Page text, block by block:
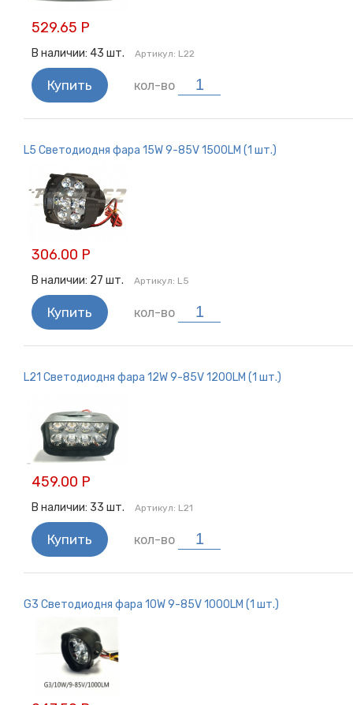
529.65 Р
В наличии: 43 шт. Артикул: L22
Купить кол-во
L5 Светодиодня фара 15W 9-85V 1500LM (1 шт.)
306.00 Р
В наличии: 27 шт. Артикул: L5
Купить кол-во
L21 Светодиодня фара 12W 9-85V 1200LM (1 шт.)
459.00 Р
В наличии: 33 шт. Артикул: L21
Купить кол-во
G3 Светодиодня фара 10W 9-85V 1000LM (1 шт.)